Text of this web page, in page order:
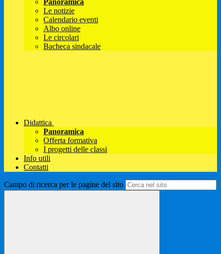
Panoramica
Le notizie
Calendario eventi
Albo online
Le circolari
Bacheca sindacale
Didattica
Panoramica
Offerta formativa
I progetti delle classi
Info utili
Contatti
Campo di ricerca per le pagine del sito